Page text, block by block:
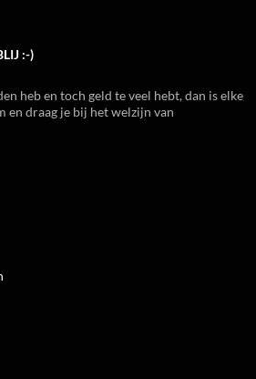
:-)
heb en toch geld te veel hebt, dan is elke
en draag je bij het welzijn van